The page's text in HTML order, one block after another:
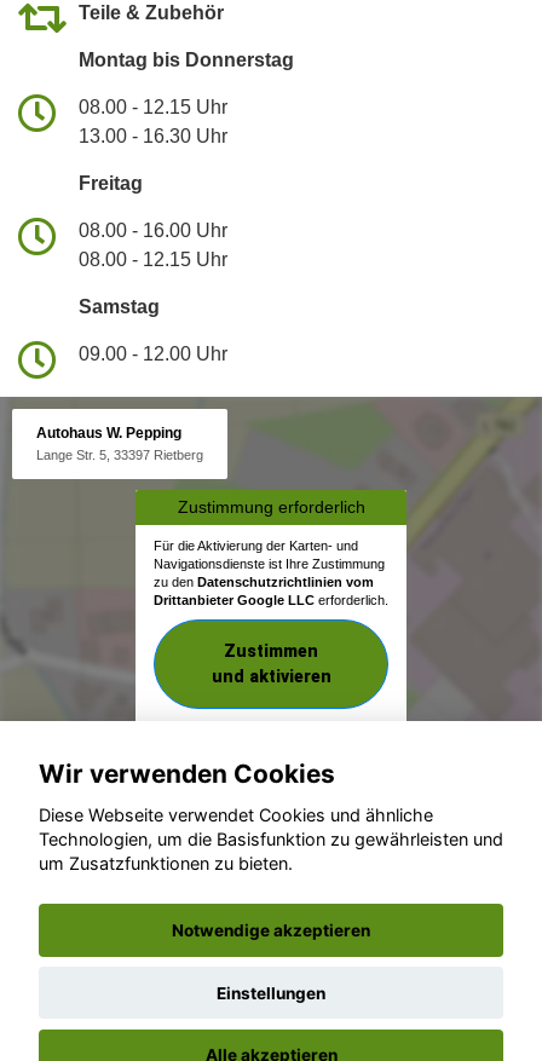
Teile & Zubehör
Montag bis Donnerstag
08.00 - 12.15 Uhr
13.00 - 16.30 Uhr
Freitag
08.00 - 16.00 Uhr
08.00 - 12.15 Uhr
Samstag
09.00 - 12.00 Uhr
Autohaus W. Pepping
Lange Str. 5, 33397 Rietberg
Zustimmung erforderlich
Für die Aktivierung der Karten- und
Navigationsdienste ist Ihre Zustimmung
zu den Datenschutzrichtlinien vom
Drittanbieter Google LLC erforderlich.
Zustimmen
und aktivieren
© konjunkturmotor.de GmbH 2020 - 2026
Wir verwenden Cookies
Diese Webseite verwendet Cookies und ähnliche
Technologien, um die Basisfunktion zu gewährleisten und
um Zusatzfunktionen zu bieten.
Notwendige akzeptieren
Einstellungen
Alle akzeptieren